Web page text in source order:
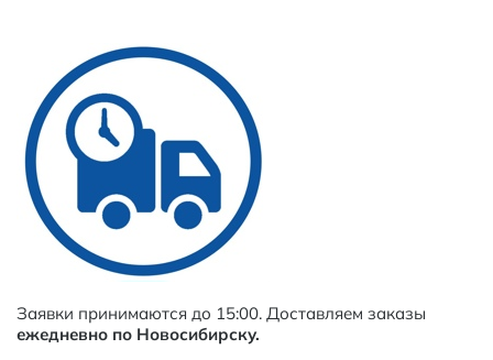
Заявки принимаются до 15:00. Доставляем заказы
ежедневно по Новосибирску.